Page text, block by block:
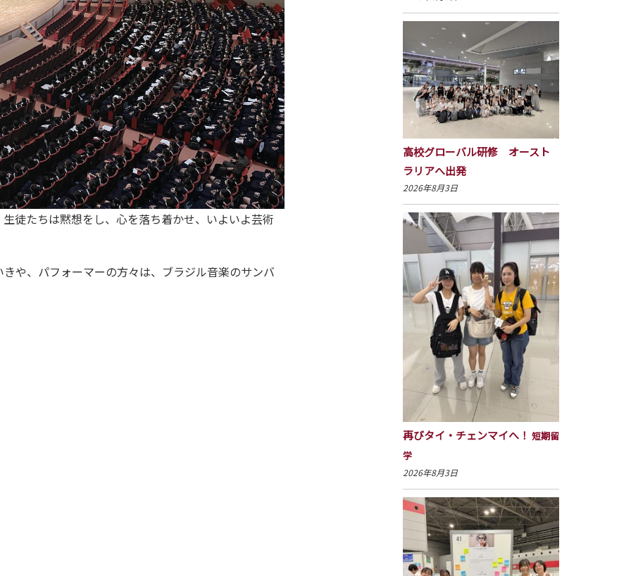
徒たちは黙想をし、心を落ち着かせ、いよいよ芸術
や、パフォーマーの方々は、ブラジル音楽のサンバ
高校グローバル研修 オースト
ラリアへ出発
2026年8月3日
再びタイ・チェンマイへ！ 短期留
学
2026年8月3日